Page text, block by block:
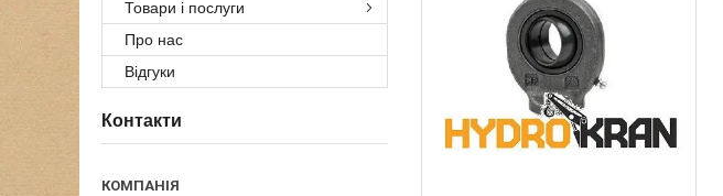
Товари і послуги
Про нас
Відгуки
Контакти